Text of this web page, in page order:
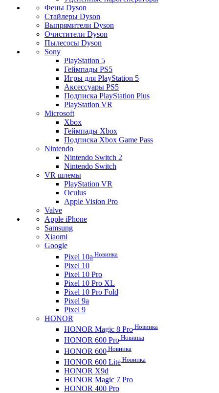
Фены Dyson
Стайлеры Dyson
Выпрямители Dyson
Очистители Dyson
Пылесосы Dyson
Sony
PlayStation 5
Геймпады PS5
Игры для PlayStation 5
Аксессуары PS5
Подписка PlayStation Plus
PlayStation VR
Microsoft
Xbox
Геймпады Xbox
Подписка Xbox Game Pass
Nintendo
Nintendo Switch 2
Nintendo Switch
VR шлемы
PlayStation VR
Oculus
Apple Vision Pro
Valve
Apple iPhone
Samsung
Xiaomi
Google
Pixel 10a Новинка
Pixel 10
Pixel 10 Pro
Pixel 10 Pro XL
Pixel 10 Pro Fold
Pixel 9a
Pixel 9
HONOR
HONOR Magic 8 Pro Новинка
HONOR 600 Pro Новинка
HONOR 600 Новинка
HONOR 600 Lite Новинка
HONOR X9d
HONOR Magic 7 Pro
HONOR 400 Pro